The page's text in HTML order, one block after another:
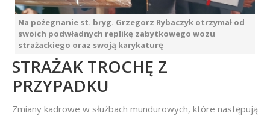
Na pożegnanie st. bryg. Grzegorz Rybaczyk otrzymał od
swoich podwładnych replikę zabytkowego wozu
strażackiego oraz swoją karykaturę
STRAŻAK TROCHĘ Z
PRZYPADKU
Zmiany kadrowe w służbach mundurowych, które następują